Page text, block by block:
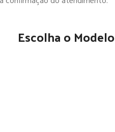
Escolha o Modelo